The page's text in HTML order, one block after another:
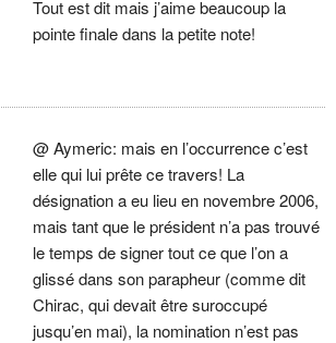
Tout est dit mais j’aime beaucoup la
pointe finale dans la petite note!
@ Aymeric: mais en l’occurrence c’est
elle qui lui prête ce travers! La
désignation a eu lieu en novembre 2006,
mais tant que le président n’a pas trouvé
le temps de signer tout ce que l’on a
glissé dans son parapheur (comme dit
Chirac, qui devait être suroccupé
jusqu’en mai), la nomination n’est pas